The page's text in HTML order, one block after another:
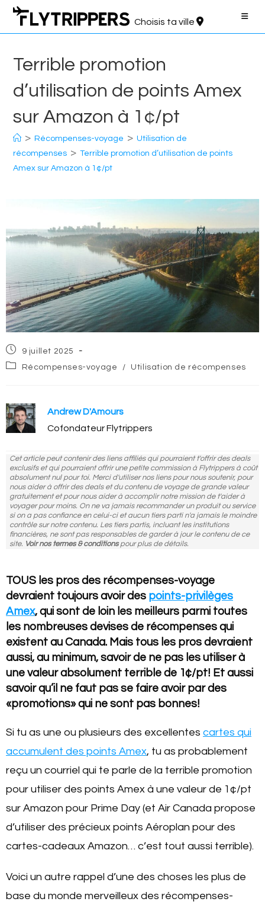
Aller
contenu
Choisis ta ville
Terrible promotion
d’utilisation de points Amex
sur Amazon à 1¢/pt
> Récompenses-voyage > Utilisation de
récompenses > Terrible promotion d’utilisation de points
Amex sur Amazon à 1¢/pt
Post
published:
9 juillet 2025
PostRécompenses-voyage / Utilisation de récompenses
Andrew D'Amours
Cofondateur Flytrippers
Cet article peut contenir des liens affiliés qui pourraient t'offrir des deals
exclusifs et qui pourraient offrir une petite commission à Flytrippers à coût
absolument nul pour toi. Merci d'utiliser nos liens pour nous soutenir, pour
nous aider à offrir des deals et du contenu de voyage de grande valeur
gratuitement et pour nous aider à accomplir notre mission de t'aider à
voyager pour moins. On ne va jamais recommander un produit ou service
si on a pas confiance en celui-ci et aucun tiers parti n'a jamais le moindre
contrôle sur notre contenu. Les tiers partis, incluant les institutions
financières, ne sont pas responsables de garder à jour le contenu de ce
site. Voir nos termes & conditionspour plus de détails.
TOUS les pros des récompenses-voyage
devraient toujours avoir des points-privilèges
Amex, qui sont de loin les meilleurs parmi toutes
les nombreuses devises de récompenses qui
existent au Canada. Mais tous les pros devraient
aussi, au minimum, savoir de ne pas les utiliser à
une valeur absolument terrible de 1¢/pt! Et aussi
savoir qu’il ne faut pas se faire avoir par des
«promotions» qui ne sont pas bonnes!
Si tu as une ou plusieurs des excellentes cartes qui
accumulent des points Amex, tu as probablement
reçu un courriel qui te parle de la terrible promotion
pour utiliser des points Amex à une valeur de 1¢/pt
sur Amazon pour Prime Day (et Air Canada propose
d’utiliser des précieux points Aéroplan pour des
cartes-cadeaux Amazon… c’est tout aussi terrible).
Voici un autre rappel d’une des choses les plus de
base du monde merveilleux des récompenses-